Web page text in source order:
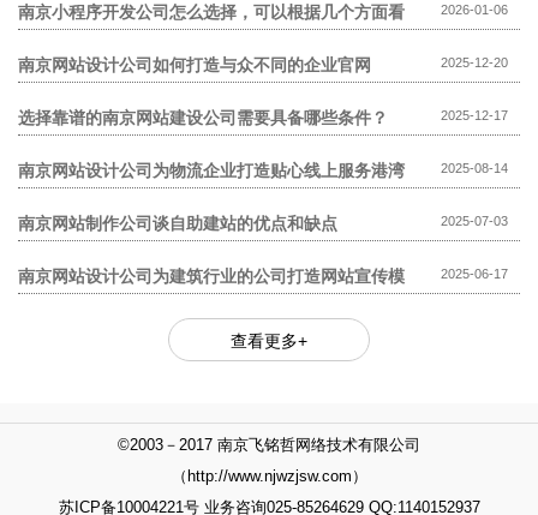
南京小程序开发公司怎么选择，可以根据几个方面看 2026-01-06
南京网站设计公司如何打造与众不同的企业官网 2025-12-20
选择靠谱的南京网站建设公司需要具备哪些条件？ 2025-12-17
南京网站设计公司为物流企业打造贴心线上服务港湾 2025-08-14
南京网站制作公司谈自助建站的优点和缺点 2025-07-03
南京网站设计公司为建筑行业的公司打造网站宣传模
2025-06-17
查看更多+
©2003－2017 南京飞铭哲网络技术有限公司
（http://www.njwzjsw.com）
苏ICP备10004221号 业务咨询025-85264629 QQ:1140152937